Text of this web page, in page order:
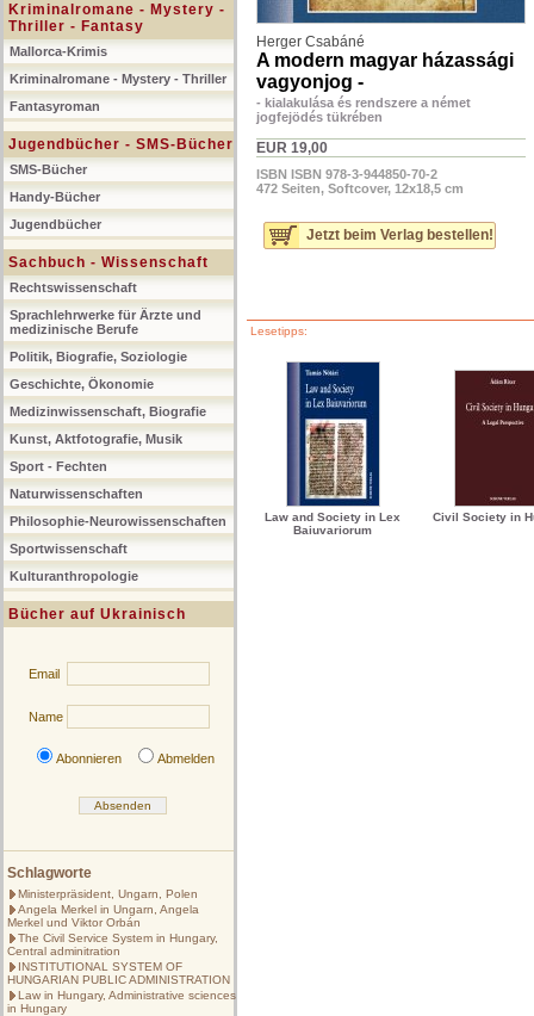
Kriminalromane - Mystery -
Thriller - Fantasy
Mallorca-Krimis
Kriminalromane - Mystery - Thriller
Fantasyroman
Jugendbücher - SMS-Bücher
SMS-Bücher
Handy-Bücher
Jugendbücher
Sachbuch - Wissenschaft
Rechtswissenschaft
Sprachlehrwerke für Ärzte und
medizinische Berufe
Politik, Biografie, Soziologie
Geschichte, Ökonomie
Medizinwissenschaft, Biografie
Kunst, Aktfotografie, Musik
Sport - Fechten
Naturwissenschaften
Philosophie-Neurowissenschaften
Sportwissenschaft
Kulturanthropologie
Bücher auf Ukrainisch
Email
Name
Abonnieren Abmelden
Schlagworte
Ministerpräsident, Ungarn, Polen
Angela Merkel in Ungarn, Angela
Merkel und Viktor Orbán
The Civil Service System in Hungary,
Central adminitration
INSTITUTIONAL SYSTEM OF
HUNGARIAN PUBLIC ADMINISTRATION
Law in Hungary, Administrative sciences
in Hungary
Herger Csabáné
A modern magyar házassági
vagyonjog -
- kialakulása és rendszere a német
jogfejödés tükrében
EUR 19,00
ISBN ISBN 978-3-944850-70-2
472 Seiten, Softcover, 12x18,5 cm
Jetzt beim Verlag bestellen!
Lesetipps:
Law and Society in Lex
Baiuvariorum
Civil Society in